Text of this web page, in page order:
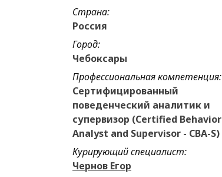
Страна:
Россия
Город:
Чебоксары
Профессиональная компетенция:
Сертифицированный
поведенческий аналитик и
супервизор (Certified Behavior
Analyst and Supervisor - CBA-S)
Курирующий специалист:
Чернов Егор